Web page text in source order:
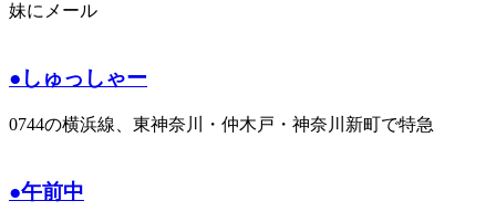
妹にメール
●しゅっしゃー
0744の横浜線、東神奈川・仲木戸・神奈川新町で特急
●午前中